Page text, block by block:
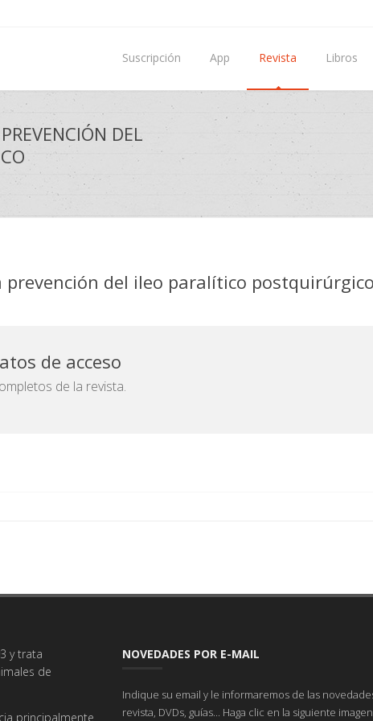
Suscripción App Revista Libros
DEL
del ileo paralítico postquirúrgico
de acceso
de la revista.
y trata
de
principalmente
NOVEDADES POR E-MAIL
Indique su email y le informaremos de las
revista, DVDs, guías... Haga clic en la siguiente